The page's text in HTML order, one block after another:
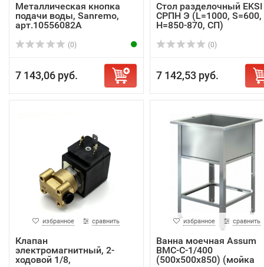
Металлическая кнопка
подачи воды, Sanremo,
арт.10556082A
(0)
7 143,06 руб.
Стол разделочный EKSI
СРПН Э (L=1000, S=600,
H=850-870, СП)
(0)
7 142,53 руб.
избранное сравнить
Клапан
электромагнитный, 2-
ходовой 1/8,
избранное сравнить
Ванна моечная Assum
ВМС-С-1/400
(500х500х850) (мойка